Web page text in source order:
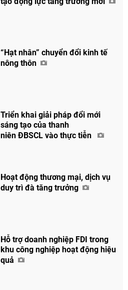
Chia sẻ
Facebook
“Hạt nhân” chuyển đổi kinh tế
nông thôn
Triển khai giải pháp đổi mới
sáng tạo của thanh
niên ĐBSCL vào thực tiễn
Hoạt động thương mại, dịch vụ
duy trì đà tăng trưởng
Hỗ trợ doanh nghiệp FDI trong
khu công nghiệp hoạt động hiệu
quả